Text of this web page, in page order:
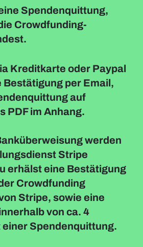
Spendenquittung,
Crowdfunding-
Kreditkarte oder Paypal
per Email,
auf
PDF im Anhang.
werden
Stripe
erhälst eine Bestätigung
Crowdfunding
Stripe, sowie eine
von ca. 4
Spendenquittung.